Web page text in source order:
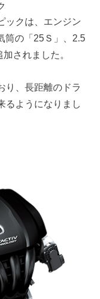
ックは、エンジン
筒の「25Ｓ」、2.5
されました。
り、長距離のドラ
るようになりまし